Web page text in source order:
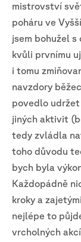
mistrovství
poháru ve
jsem bohužel
kvůli prvnímu
i tomu
navzdory
povedlo udržet
jiných aktivit
tedy zvládla
toho důvodu
bych byla
Každopádně
kroky a
nejlépe to
vrcholných